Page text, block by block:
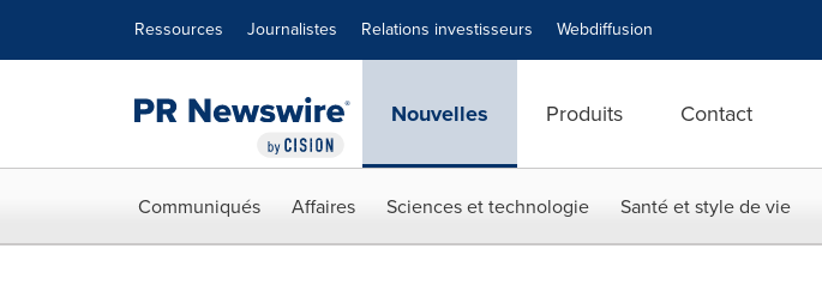
Ressources Journalistes Relations investisseurs Webdiffusion
Nouvelles Produits Contact
Communiqués Affaires Sciences et technologie Santé et style de vie